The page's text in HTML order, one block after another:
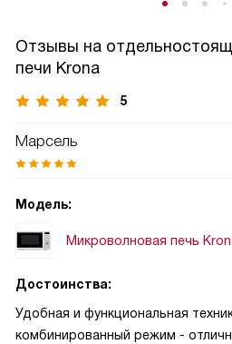
Отзывы на
печи Krona
5
Марсель
Модель:
Микроволновая печь
Достоинства:
Удобная и функциональная
комбинированный режим -